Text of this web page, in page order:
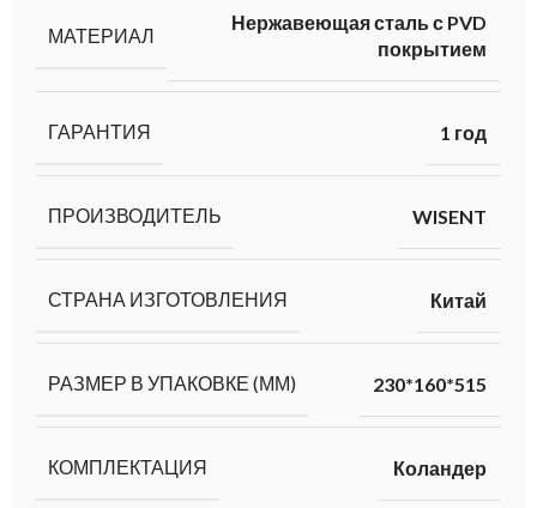
МАТЕРИАЛ
Нержавеющая сталь с PVD
покрытием
ГАРАНТИЯ 1 год
ПРОИЗВОДИТЕЛЬ WISENT
СТРАНА ИЗГОТОВЛЕНИЯ Китай
РАЗМЕР В УПАКОВКЕ (ММ) 230*160*515
КОМПЛЕКТАЦИЯ Коландер